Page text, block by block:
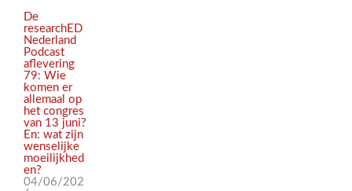
De
researchED
Nederland
Podcast
aflevering
79: Wie
komen er
allemaal op
het congres
van 13 juni?
En: wat zijn
wenselijke
moeilijkhed
en?
04/06/202